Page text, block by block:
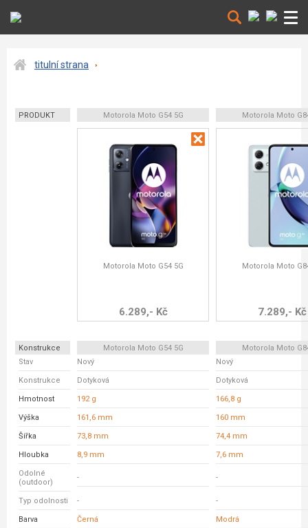
titulní strana
PRODUKT Motorola Moto G54 5G Motorola Moto
Motorola Moto G54 5G
6.289,- Kč
Motorola Moto
7.289,- Kč
Konstrukce Motorola Moto G54 5G
Motorola Moto
Stav
Nový Nový
Konstrukce Dotyková Dotyková
Hmotnost 192 g 166,8 g
Výška 161,6 mm 160 mm
Šířka 73,8 mm 74,4 mm
Hloubka 8,9 mm 7,6 mm
Odolné
(outdoor)
- -
Typ odolnosti - -
Barva Černá Modrá